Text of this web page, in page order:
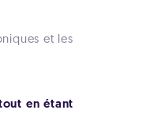
et les
en étant